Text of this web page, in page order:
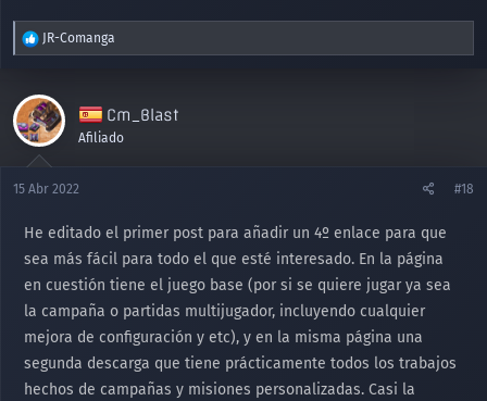
R
e
c
c
i
o
e
:
JR-Comanga
Cm_Blast
Afiliado
15 Abr 2022 #18
He editado el primer post para añadir un 4º enlace para que
sea más fácil para todo el que esté interesado. En la página
en cuestión tiene el juego base (por si se quiere jugar ya sea
la campaña o partidas multijugador, incluyendo cualquier
mejora de configuración y etc), y en la misma página una
segunda descarga que tiene prácticamente todos los trabajos
hechos de campañas y misiones personalizadas. Casi la